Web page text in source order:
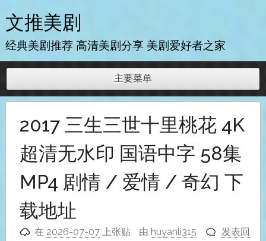
至
内
文推美剧
经典美剧推荐 高清美剧分享 美剧爱好者之家
主要菜单
2017 三生三世十里桃花 4K
超清无水印 国语中字 58集
MP4 剧情 / 爱情 / 奇幻 下
载地址
在 2026-07-07 上张贴 由 huyanli315
发表回